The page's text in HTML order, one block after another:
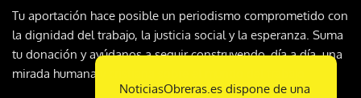
Tu aportación hace posible un periodismo comprometido con
la dignidad del trabajo, la justicia social y la esperanza. Suma
tu donación y ayúdanos a seguir construyendo, día a día, una
mirada humana y cristiana sobre el mundo del trabajo
NoticiasObreras.es dispone de una